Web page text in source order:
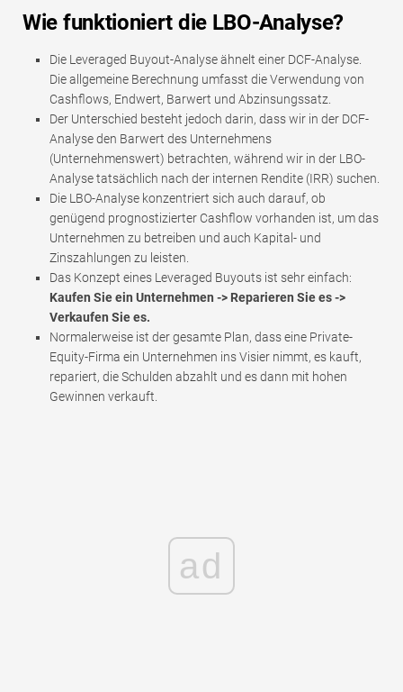
Wie funktioniert die LBO-Analyse?
Die Leveraged Buyout-Analyse ähnelt einer DCF-Analyse.
Die allgemeine Berechnung umfasst die Verwendung von
Cashflows, Endwert, Barwert und Abzinsungssatz.
Der Unterschied besteht jedoch darin, dass wir in der DCF-
Analyse den Barwert des Unternehmens
(Unternehmenswert) betrachten, während wir in der LBO-
Analyse tatsächlich nach der internen Rendite (IRR) suchen.
Die LBO-Analyse konzentriert sich auch darauf, ob
genügend prognostizierter Cashflow vorhanden ist, um das
Unternehmen zu betreiben und auch Kapital- und
Zinszahlungen zu leisten.
Das Konzept eines Leveraged Buyouts ist sehr einfach:
Kaufen Sie ein Unternehmen -> Reparieren Sie es ->
Verkaufen Sie es.
Normalerweise ist der gesamte Plan, dass eine Private-
Equity-Firma ein Unternehmen ins Visier nimmt, es kauft,
repariert, die Schulden abzahlt und es dann mit hohen
Gewinnen verkauft.
ad